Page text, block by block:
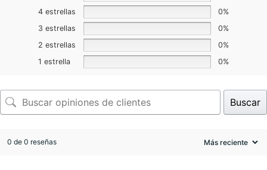
4 estrellas
0%
3 estrellas
0%
2 estrellas
0%
1 estrella
0%
Buscar
0 de 0 reseñas